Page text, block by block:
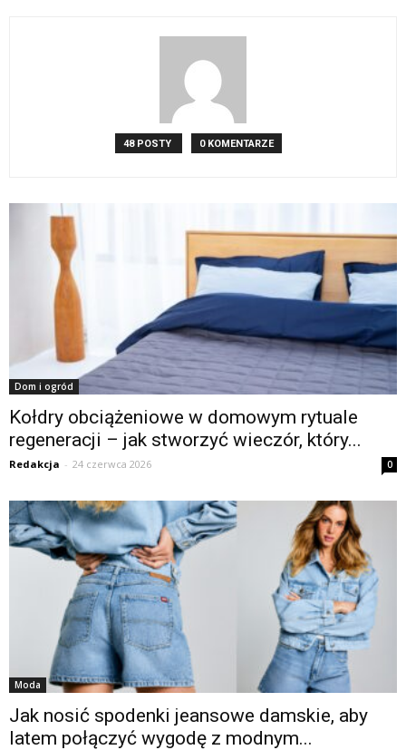
48 POSTY 0 KOMENTARZE
Dom i ogród
Kołdry obciążeniowe w domowym rytuale
regeneracji – jak stworzyć wieczór, który...
Redakcja - 24 czerwca 2026 0
Moda
Jak nosić spodenki jeansowe damskie, aby
latem połączyć wygodę z modnym...